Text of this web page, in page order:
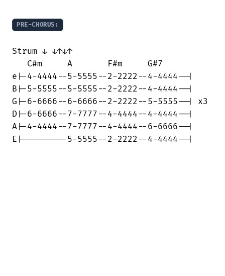
PRE-CHORUS:
Strum ↓ ↓↑↓↑
   C#m     A       F#m     G#7
e|-4-4444--5-5555--2-2222--4-4444--|
B|-5-5555--5-5555--2-2222--4-4444--|
G|-6-6666--6-6666--2-2222--5-5555--| x3
D|-6-6666--7-7777--4-4444--4-4444--|
A|-4-4444--7-7777--4-4444--6-6666--|
E|---------5-5555--2-2222--4-4444--|